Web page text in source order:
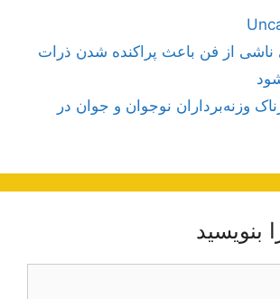
ناشی از فن باعث پراکنده شدن ذرات
وزنه‌برداران نوجوان و جوان در
بنویسید